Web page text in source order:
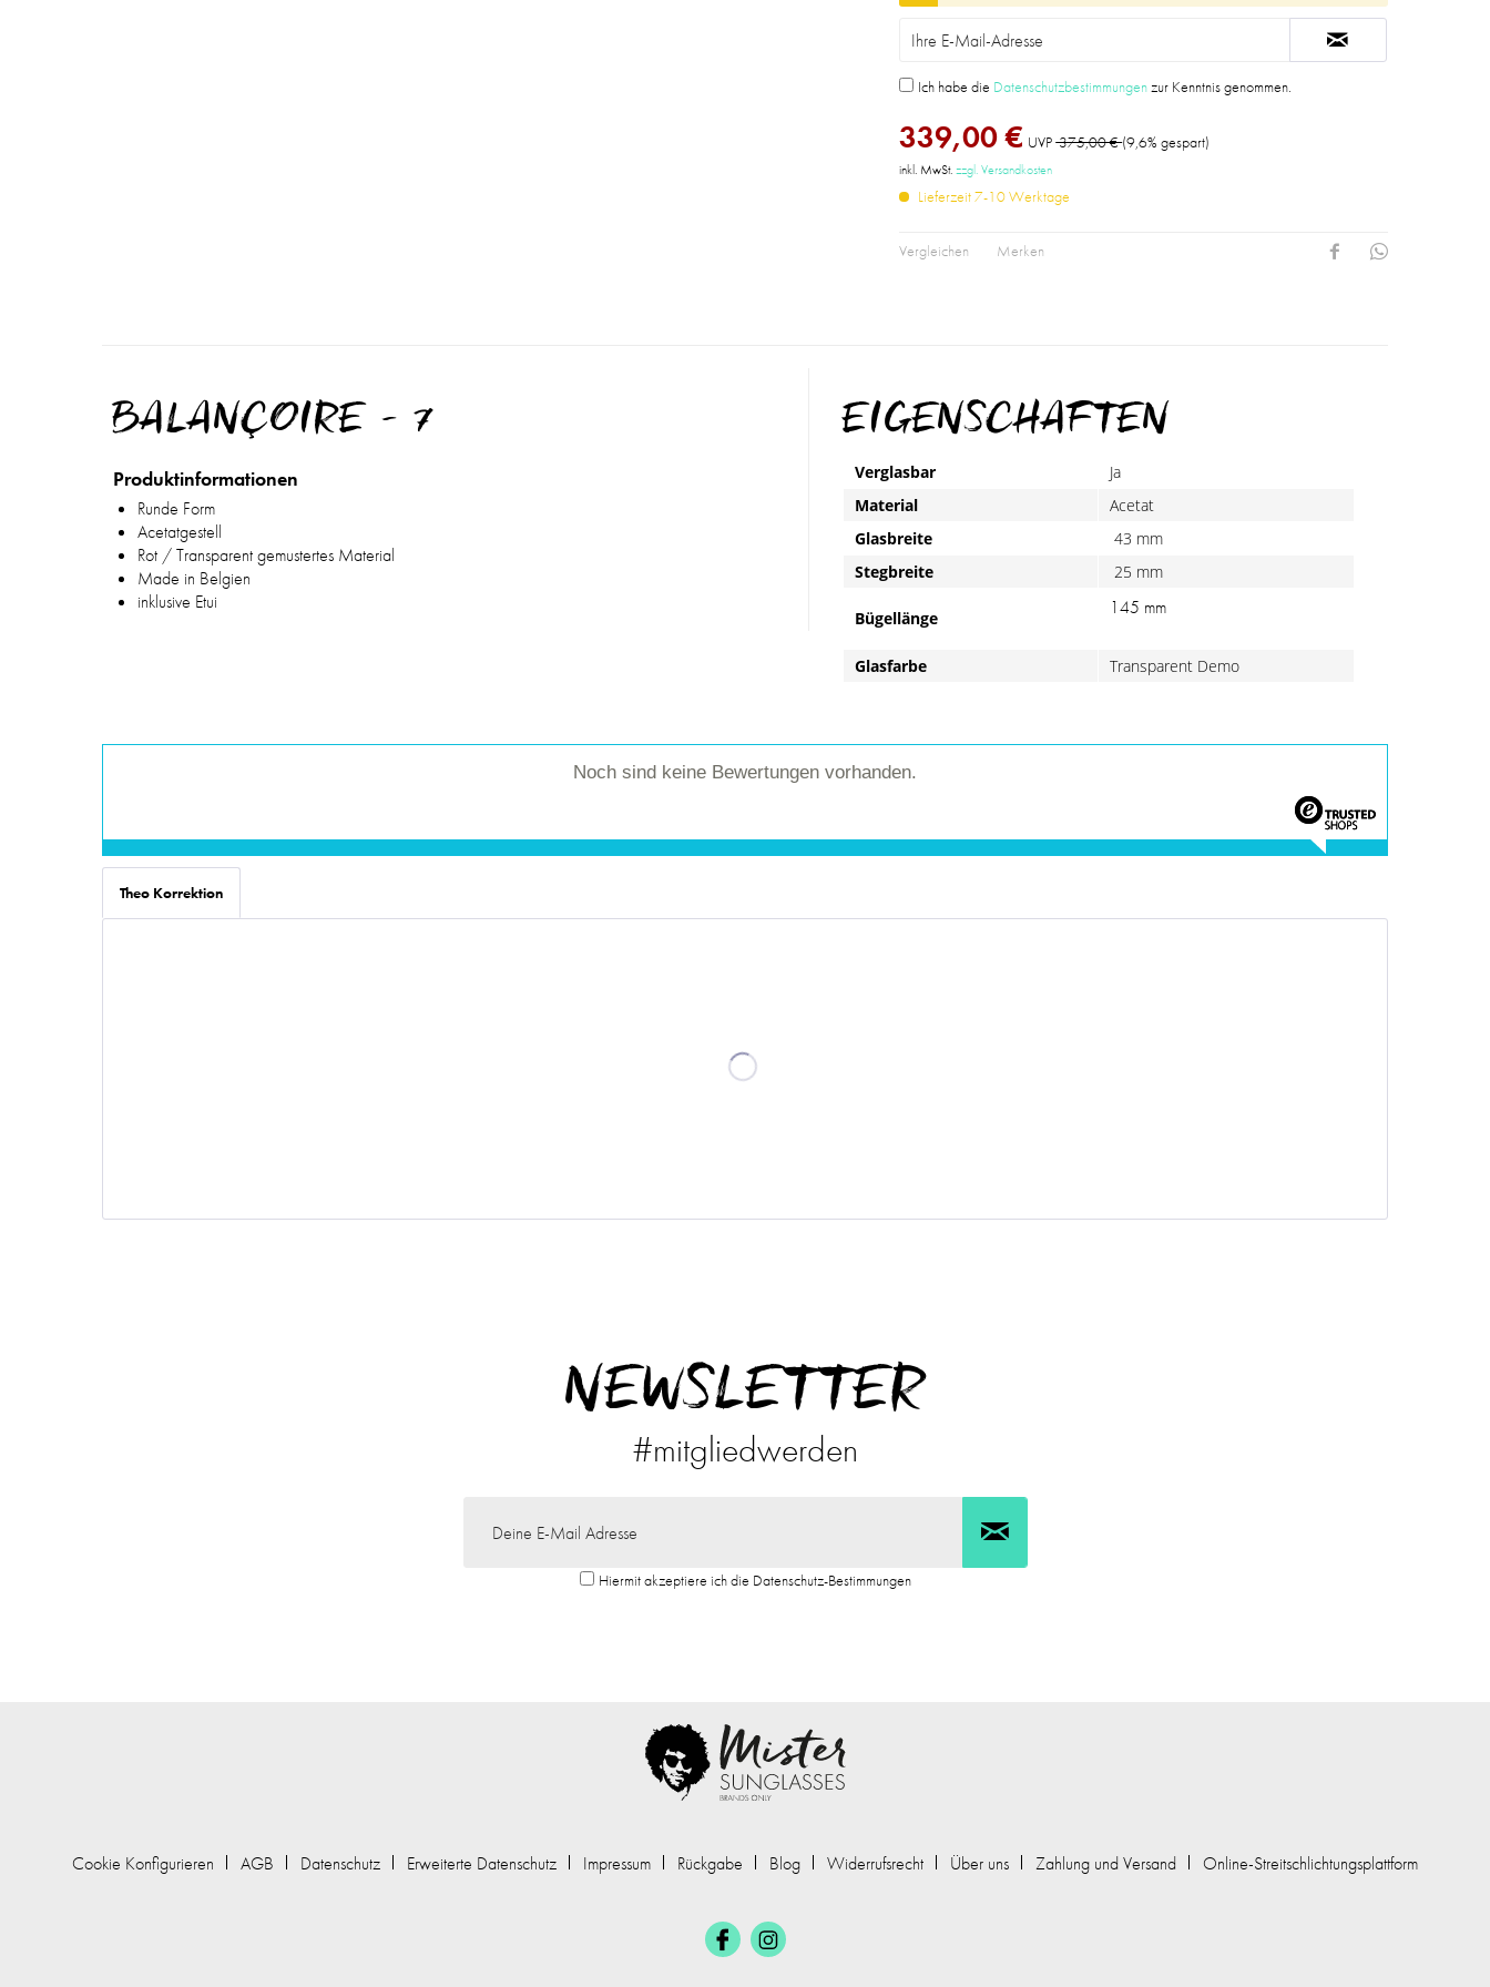
Ich habe die Datenschutzbestimmungenzur Kenntnis genommen.
339,00 € UVP375,00 €(9,6% gespart)
inkl. MwSt.zzgl. Versandkosten
Lieferzeit 7-10 Werktage
Vergleichen Merken
BALANÇOIRE - 7
Produktinformationen
Runde Form
Acetatgestell
Rot / Transparent gemustertes Material
Made in Belgien
inklusive Etui
EIGENSCHAFTEN
Verglasbar
Ja
Material
Acetat
Glasbreite
43 mm
Stegbreite
25 mm
Bügellänge 145 mm
Glasfarbe Transparent Demo
Noch sind keine Bewertungen vorhanden.
Theo Korrektion
NEWSLETTER
#mitgliedwerden
Hiermit akzeptiere ich die Datenschutz-Bestimmungen
Cookie Konfigurieren AGB Datenschutz Erweiterte Datenschutz Impressum Rückgabe Blog Widerrufsrecht Über uns Zahlung und Versand Online-Streitschlichtungsplattform